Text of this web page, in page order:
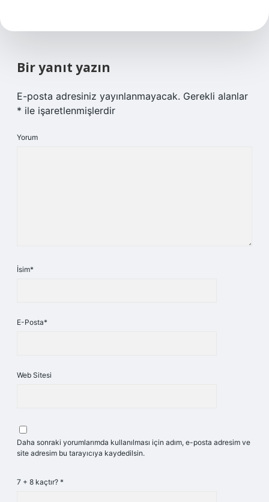
Bir yanıt yazın
E-posta adresiniz yayınlanmayacak. Gerekli alanlar
* ile işaretlenmişlerdir
Yorum
İsim*
E-Posta*
Web Sitesi
Daha sonraki yorumlarımda kullanılması için adım, e-posta adresim ve
site adresim bu tarayıcıya kaydedilsin.
7 + 8 kaçtır? *